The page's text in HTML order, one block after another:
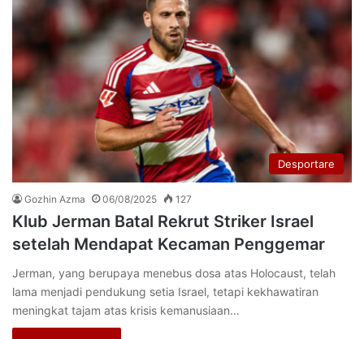
Desportare
Gozhin Azma 06/08/2025 127
Klub Jerman Batal Rekrut Striker Israel
setelah Mendapat Kecaman Penggemar
Jerman, yang berupaya menebus dosa atas Holocaust, telah
lama menjadi pendukung setia Israel, tetapi kekhawatiran
meningkat tajam atas krisis kemanusiaan…